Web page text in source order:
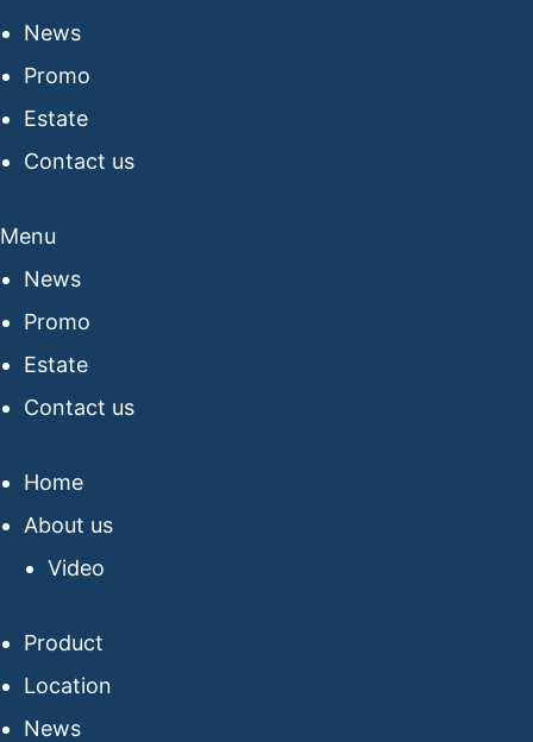
News
Promo
Estate
Contact us
Menu
News
Promo
Estate
Contact us
Home
About us
Video
Product
Location
News